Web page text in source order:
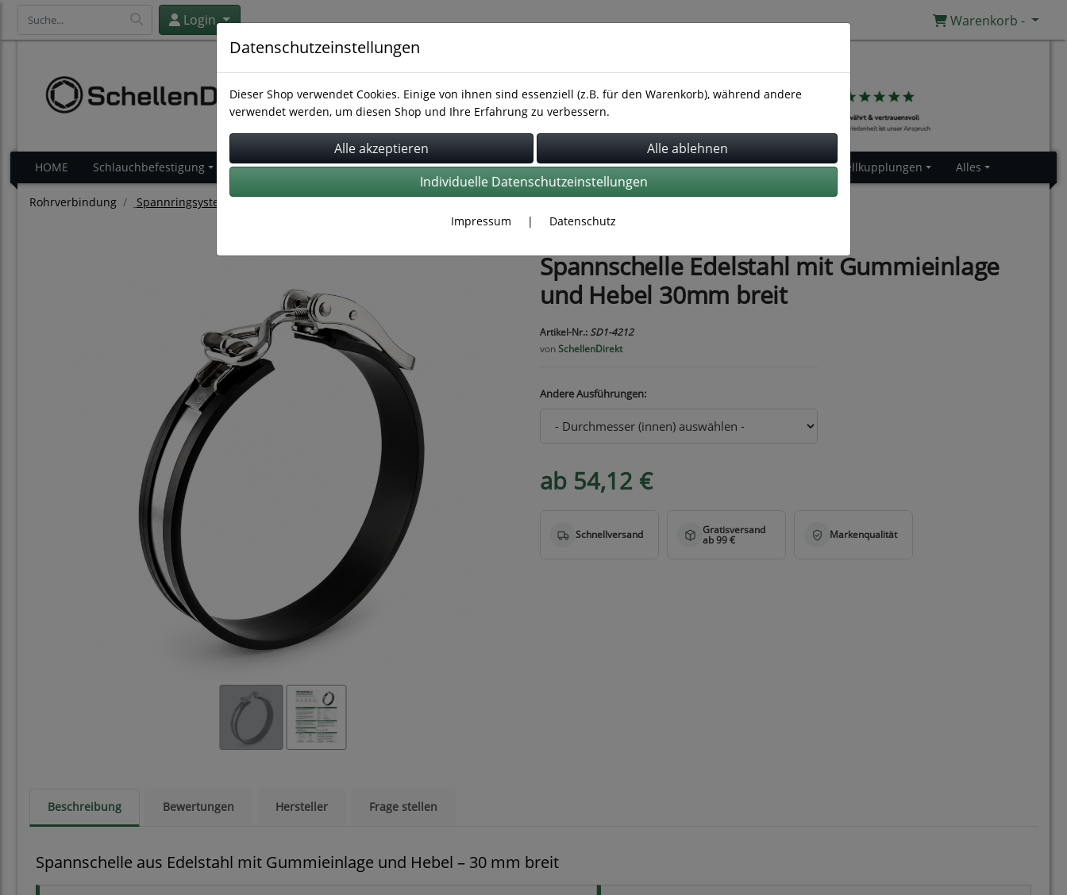
Login Warenkorb -
HOME Schlauchbefestigung Schlauchverbindung Rohrbefestigung Rohrverbindung Schläuche Gummiprofile Schnellkupplungen Alles
Rohrverbindung Spannringsysteme
Spannschelle Edelstahl mit Gummieinlage
und Hebel 30mm breit
Artikel-Nr.: SD1-4212
vonSchellenDirekt
Andere Ausführungen:
ab 54,12 €
Beschreibung Bewertungen Hersteller Frage stellen
Spannschelle aus Edelstahl mit Gummieinlage und Hebel – 30 mm breit
Datenschutzeinstellungen
Dieser Shop verwendet Cookies. Einige von ihnen sind essenziell (z.B. für den Warenkorb), während andere
verwendet werden, um diesen Shop und Ihre Erfahrung zu verbessern.
Individuelle Datenschutzeinstellungen
Impressum | Datenschutz